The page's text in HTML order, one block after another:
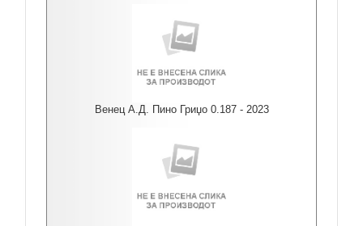
Венец А.Д. Пино Гриџо 0.187 - 2023